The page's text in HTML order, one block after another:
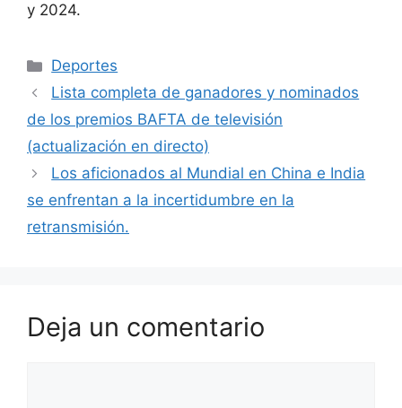
y 2024.
Categorías
Deportes
Lista completa de ganadores y nominados
de los premios BAFTA de televisión
(actualización en directo)
Los aficionados al Mundial en China e India
se enfrentan a la incertidumbre en la
retransmisión.
Deja un comentario